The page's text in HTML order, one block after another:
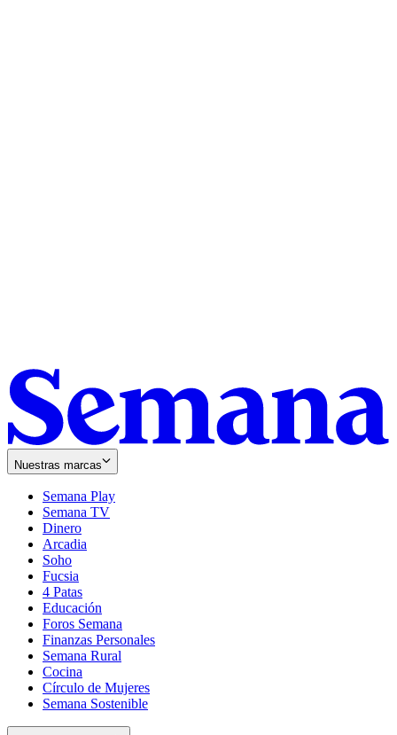
Nuestras marcas
Semana Play
Semana TV
Dinero
Arcadia
Soho
in
new
window
Fucsia
in
new
window
4 Patas
Educación
Foros Semana
Finanzas Personales
Semana Rural
Cocina
Círculo de Mujeres
Semana Sostenible